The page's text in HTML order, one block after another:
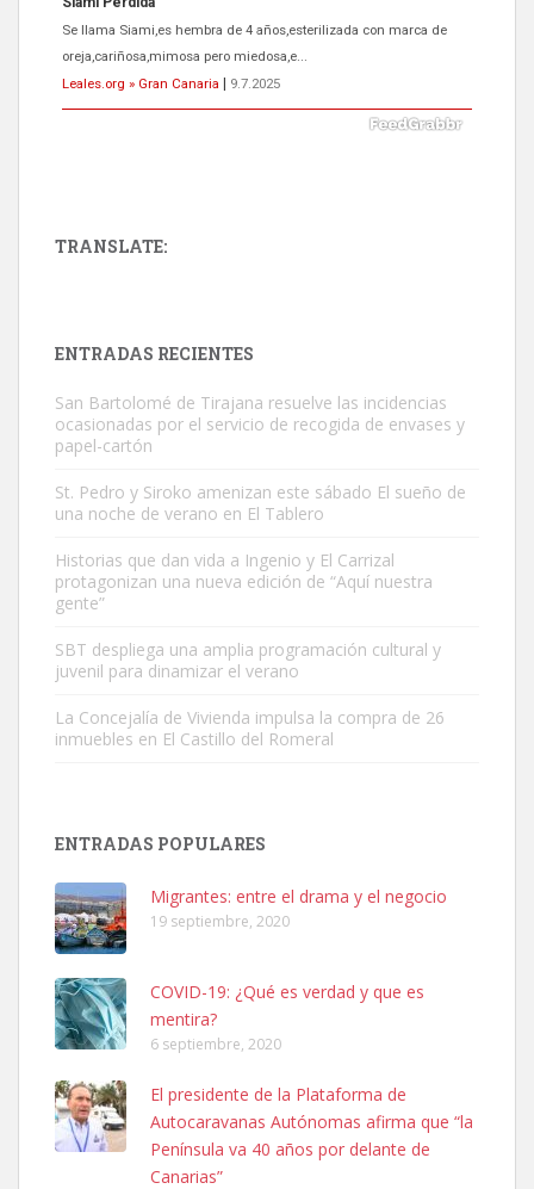
Se llama Siami,es hembra de 4 años,esterilizada con marca de
oreja,cariñosa,mimosa pero miedosa,e...
Leales.org » Gran Canaria
9.7.2025
Leales.org » Gran Canaria | 9.7.2025
Gato manso encontrado
Este gato macho ha aparecido en la calle hace menos de un mes,
es muy manso y extremadamente cari...
hembra, 4 años. Por motivos personales ...
Leales.org » Gran Canaria
SHIBA PERDIDO AVDA JOSE MESA Y LOPEZ
PERRO MACHO RAZA SHIBA CON MICROCHIP PERDIDO HOY
06/07/2025 ZONA MESA Y LOPEZ. ES MUY ASUSTADIZO
TRANSLATE:
ENTRADAS RECIENTES
San Bartolomé de Tirajana resuelve las incidencias
ocasionadas por el servicio de recogida de envases y
papel-cartón
St. Pedro y Siroko amenizan este sábado El sueño de
una noche de verano en El Tablero
Historias que dan vida a Ingenio y El Carrizal
protagonizan una nueva edición de “Aquí nuestra
gente”
SBT despliega una amplia programación cultural y
juvenil para dinamizar el verano
La Concejalía de Vivienda impulsa la compra de 26
inmuebles en El Castillo del Romeral
ENTRADAS POPULARES
Migrantes: entre el drama y el negocio
19 septiembre, 2020
COVID-19: ¿Qué es verdad y que es
mentira?
6 septiembre, 2020
El presidente de la Plataforma de
Autocaravanas Autónomas afirma que “la
Península va 40 años por delante de
Canarias”